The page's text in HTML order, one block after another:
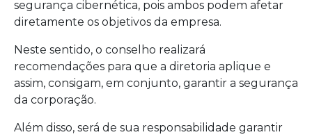
segurança cibernética, pois ambos podem afetar
diretamente os objetivos da empresa.
Neste sentido, o conselho realizará
recomendações para que a diretoria aplique e
assim, consigam, em conjunto, garantir a segurança
da corporação.
Além disso, será de sua responsabilidade garantir